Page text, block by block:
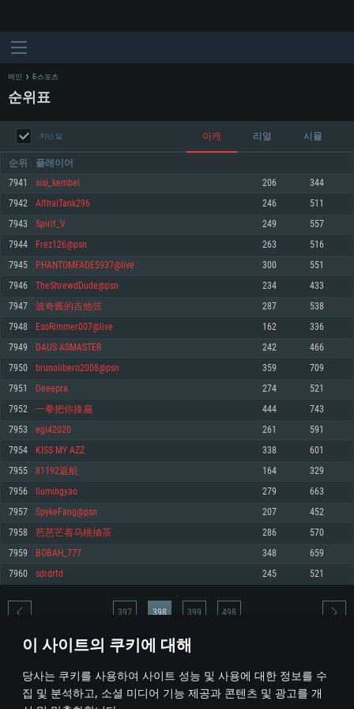
이 사이트의 쿠키에 대해
당사는 쿠키를 사용하여 사이트 성능 및 사용에 대한 정보를 수
집 및 분석하고, 소셜 미디어 기능 제공과 콘텐츠 및 광고를 개
최소사양
운영체제: Windows 10 (64 bit)
프로세서: 2.2 GHz 듀얼코어 이상
메모리: 4GB
그래픽 카드: DirectX 11 이상을 지원하는 AMD Radeon 77XX / NVIDIA
GeForce GT 660. 최소 사양 해상도: 720p
네트워크: 브로드밴드 인터넷
여유 저장 공간: 22.1 GB (최소 클라이언트)
권장 사양
570 혹은 그 이상
여유 저장 공간: 62.2 GB (전체 클라이언트)
최소사양
운영체제: Mac OS Big Sur 11.0
프로세서: 최소 2.2 GHz의 Core i5 (Intel Xeon 은 지원하지 않습니다)
메모리: 6 GB
그래픽 카드: Metal 을 지원하는 Intel Iris Pro 5200 (Mac), 혹은 이와 비슷한 성
능을 가지는 Mac 버전의 AMD/Nvidia. 최소 해상도: 720p
네트워크: 브로드밴드 인터넷
여유 저장 공간: 22.1 GB (최소 클라이언트)
권장 사양
네트워크: 브로드밴드 인터넷
여유 저장 공간: 62.2 GB (전체 클라이언트)
최소사양
운영체제: 64bit Linux 중 최신 버전
프로세서: 2.4 GHz 듀얼코어
메모리: 4 GB
그래픽 카드: Vulkan 을 지원하고, 최신 그래픽 드라이버를 지원하는 NVIDIA
660 (6개월 미만) 혹은 그와 동급의 성능을 가지며 최신 그래픽 드라이버를 지
원하는 AMD (6개월 미만; 최소사양 지원 해상도 720p)
네트워크: 브로드밴드 인터넷
여유 저장 공간: 22.1 GB (최소 클라이언트)
권장 사양
운영체제: Ubuntu 20.04 64bit
프로세서: Intel Core i7
메모리: 16 GB
그래픽 카드: Vulkan 을 지원하고, 최신 그래픽 드라이버를 지원하는 NVIDIA
1060 (6개월 미만) 혹은 그와 동급의 성능을 가지며 최신 그래픽 드라이버를
지원하는 AMD RX 570 (6개월 미만; 최소사양 지원 해상도 720p) 이상
여유 저장 공간: 62.2 GB (전체 클라이언트)
메인 E-스포츠
순위표
지난 달 아케 리얼 시뮬
순위 플레이어
7941 sisi_kembel 206 344
7942 AlthaiTank296 246 511
7943 Spirit_V 249 557
7944 Frez126@psn 263 516
7945 PHANTOMFADE5937@live 300 551
7946 TheShrewdDude@psn 234 433
7947 波奇酱的吉他弦 287 538
7948 EsoRimmer007@live 162 336
7949 DAUS ASMASTER 242 466
7950 brunolibero2008@psn 359 709
7951 Deeepra 274 521
7952 一拳把你揍扁 444 743
7953 egi42020 261 591
7954 KISS MY AZZ 338 601
7955 81192返航 164 329
7956 liumingyao 279 663
7957 SpykeFang@psn 207 452
7958 芭芭芒着乌桃抽茶 286 570
7959 BOBAH_777 348 659
7960 sdrdrtd 245 521
* 순위표는 매일 1회 갱신됩니다
397 398 399 498